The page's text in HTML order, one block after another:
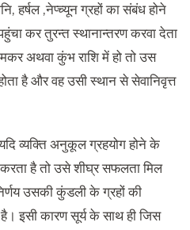
हर्षल ,नेप्च्यून ग्रहों का संबंध होने
कर तुरन्त स्थानान्तरण करवा देता
अथवा कुंभ राशि में हो तो उस
है और वह उसी स्थान से सेवानिवृत्त
व्यक्ति अनुकूल ग्रहयोग होने के
है तो उसे शीघ्र सफलता मिल
उसकी कुंडली के ग्रहों की
है। इसी कारण सूर्य के साथ ही जिस